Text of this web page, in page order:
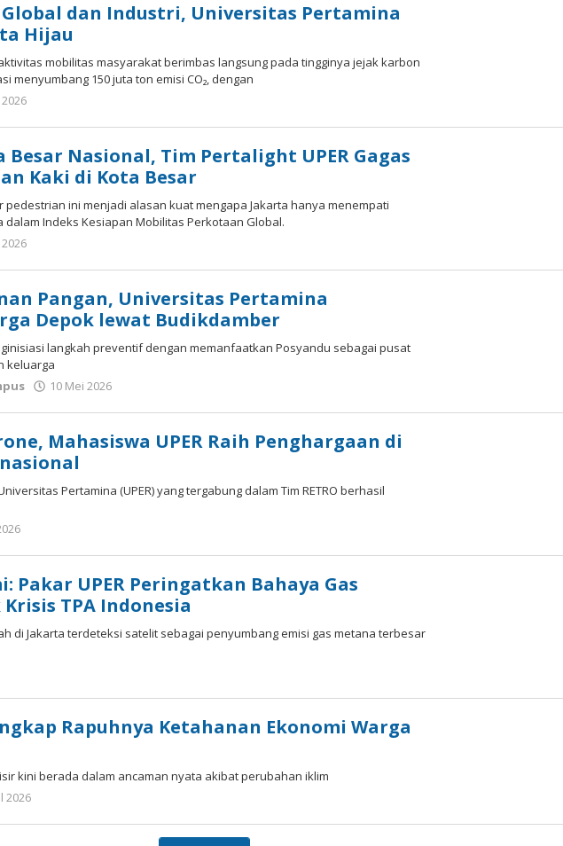
dan Industri, Universitas Pertamina
Hijau
mobilitas masyarakat berimbas langsung pada tingginya jejak karbon
menyumbang 150 juta ton emisi CO₂, dengan
Besar Nasional, Tim Pertalight UPER Gagas
Kaki di Kota Besar
ini menjadi alasan kuat mengapa Jakarta hanya menempati
dalam Indeks Kesiapan Mobilitas Perkotaan Global.
Pangan, Universitas Pertamina
Depok lewat Budikdamber
langkah preventif dengan memanfaatkan Posyandu sebagai pusat
keluarga
10 Mei 2026
Mahasiswa UPER Raih Penghargaan di
Pertamina (UPER) yang tergabung dalam Tim RETRO berhasil
Pakar UPER Peringatkan Bahaya Gas
TPA Indonesia
di Jakarta terdeteksi satelit sebagai penyumbang emisi gas metana terbesar
Rapuhnya Ketahanan Ekonomi Warga
kini berada dalam ancaman nyata akibat perubahan iklim
2026